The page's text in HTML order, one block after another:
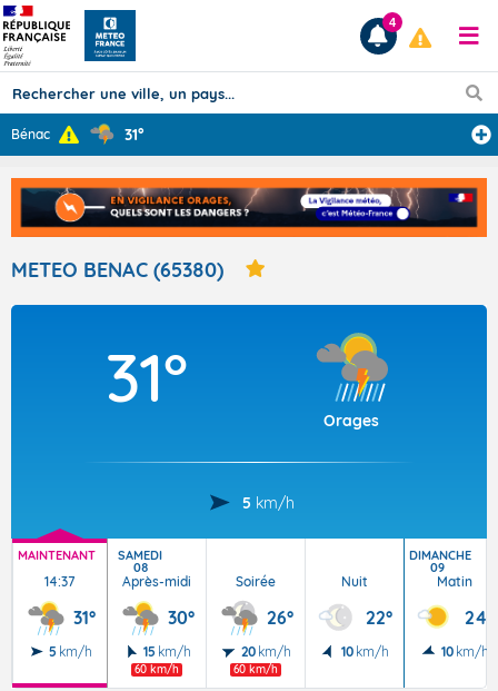
Prévisions
TOUS LES RÉSULTATS
Articles
4
Bénac 31°
METEO BENAC (65380)
31°
Orages
5 km/h
MAINTENANT
14:37
31°
5 km/h
SAMEDI
08
Après-midi
30°
15 km/h
60 km/h
Soirée
26°
20 km/h
60 km/h
Nuit
22°
10 km/h
DIMANCHE
09
Matin
24°
10 km/h